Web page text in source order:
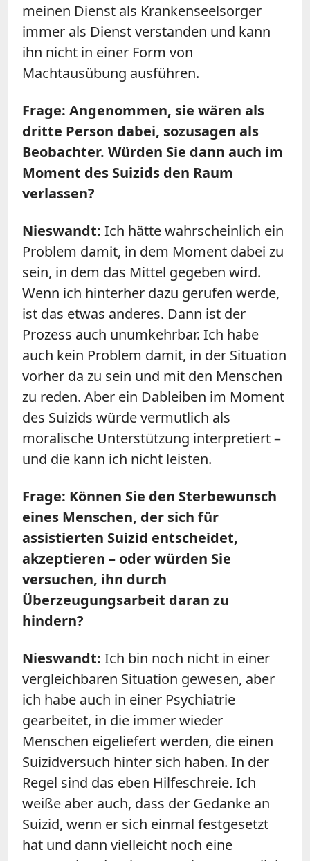
meinen Dienst als Krankenseelsorger
immer als Dienst verstanden und kann
ihn nicht in einer Form von
Machtausübung ausführen.
Frage: Angenommen, sie wären als
dritte Person dabei, sozusagen als
Beobachter. Würden Sie dann auch im
Moment des Suizids den Raum
verlassen?
Nieswandt: Ich hätte wahrscheinlich ein
Problem damit, in dem Moment dabei zu
sein, in dem das Mittel gegeben wird.
Wenn ich hinterher dazu gerufen werde,
ist das etwas anderes. Dann ist der
Prozess auch unumkehrbar. Ich habe
auch kein Problem damit, in der Situation
vorher da zu sein und mit den Menschen
zu reden. Aber ein Dableiben im Moment
des Suizids würde vermutlich als
moralische Unterstützung interpretiert –
und die kann ich nicht leisten.
Frage: Können Sie den Sterbewunsch
eines Menschen, der sich für
assistierten Suizid entscheidet,
akzeptieren – oder würden Sie
versuchen, ihn durch
Überzeugungsarbeit daran zu
hindern?
Nieswandt: Ich bin noch nicht in einer
vergleichbaren Situation gewesen, aber
ich habe auch in einer Psychiatrie
gearbeitet, in die immer wieder
Menschen eigeliefert werden, die einen
Suizidversuch hinter sich haben. In der
Regel sind das eben Hilfeschreie. Ich
weiße aber auch, dass der Gedanke an
Suizid, wenn er sich einmal festgesetzt
hat und dann vielleicht noch eine